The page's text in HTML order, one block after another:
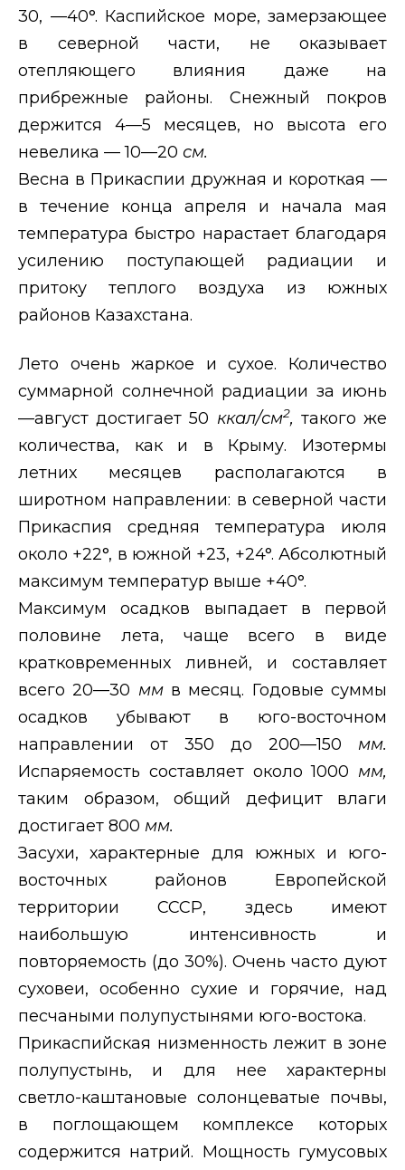
30, —40°. Каспийское море, замерзающее
в северной части, не оказывает
отепляющего влияния даже на
прибрежные районы. Снежный покров
держится 4—5 месяцев, но высота его
невелика — 10—20 см.
Весна в Прикаспии дружная и короткая —
в течение конца апреля и начала мая
температура быстро нарастает благодаря
усилению поступающей радиации и
притоку теплого воздуха из южных
районов Казахстана.
Лето очень жаркое и сухое. Количество
суммарной солнечной радиации за июнь
—август достигает 50 ккал/см2, такого же
количества, как и в Крыму. Изотермы
летних месяцев располагаются в
широтном направлении: в северной части
Прикаспия средняя температура июля
около +22°, в южной +23, +24°. Абсолютный
максимум температур выше +40°.
Максимум осадков выпадает в первой
половине лета, чаще всего в виде
кратковременных ливней, и составляет
всего 20—30 мм в месяц. Годовые суммы
осадков убывают в юго-восточном
направлении от 350 до 200—150 мм.
Испаряемость составляет около 1000 мм,
таким образом, общий дефицит влаги
достигает 800 мм.
Засухи, характерные для южных и юго-
восточных районов Европейской
территории СССР, здесь имеют
наибольшую интенсивность и
повторяемость (до 30%). Очень часто дуют
суховеи, особенно сухие и горячие, над
песчаными полупустынями юго-востока.
Прикаспийская низменность лежит в зоне
полупустынь, и для нее характерны
светло-каштановые солонцеватые почвы,
в поглощающем комплексе которых
содержится натрий. Мощность гумусовых